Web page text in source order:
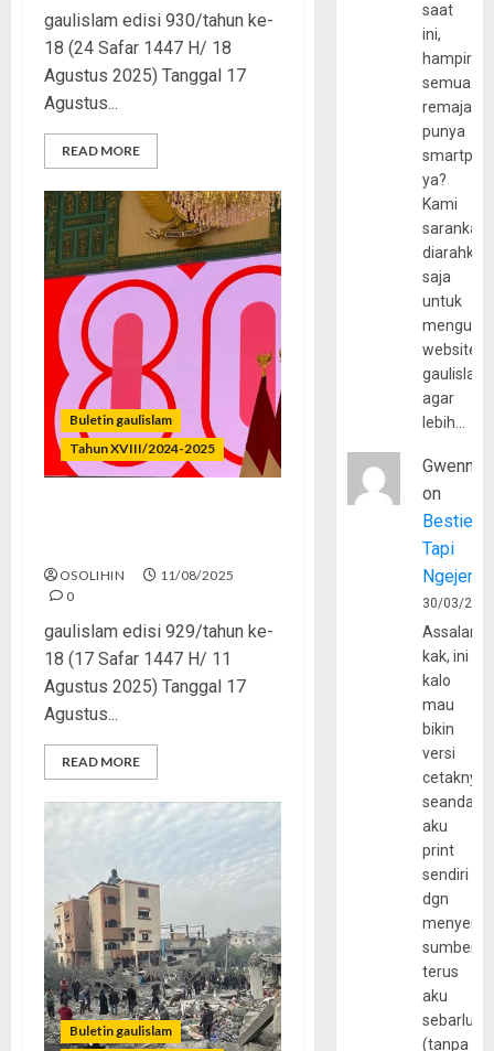
gaulislam edisi 930/tahun ke-
18 (24 Safar 1447 H/ 18
Agustus 2025) Tanggal 17
Agustus...
READ MORE
Buletin gaulislam
Tahun XVIII/2024-2025
OSOLIHIN
11/08/2025
0
gaulislam edisi 929/tahun ke-
18 (17 Safar 1447 H/ 11
Agustus 2025) Tanggal 17
Agustus...
READ MORE
Buletin gaulislam
saat
ini,
hampir
semua
remaja
punya
ya?
Kami
sarankan,
diarahkan
saja
untuk
website
agar
lebih…
Gwenny
on
Bestie
Tapi
30/03/
kak, ini
kalo
mau
bikin
versi
cetaknya
aku
print
sendiri
dgn
sumber
terus
aku
(tanpa